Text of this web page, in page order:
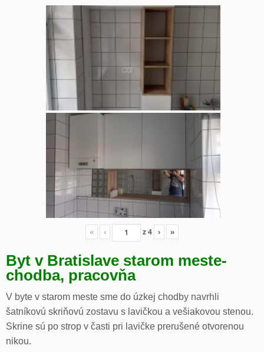
« ‹ z4 › »
Byt v Bratislave starom meste-
chodba, pracovňa
V byte v starom meste sme do úzkej chodby navrhli
šatníkovú skriňovú zostavu s lavičkou a vešiakovou stenou.
Skrine sú po strop v časti pri lavičke prerušené otvorenou
nikou.